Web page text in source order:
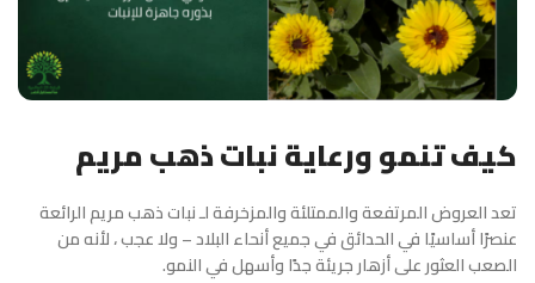
كيف تنمو ورعاية نبات ذهب مريم
تعد العروض المرتفعة والممتلئة والمزخرفة لـ نبات ذهب مريم الرائعة
عنصرًا أساسيًا في الحدائق في جميع أنحاء البلاد – ولا عجب ، لأنه من
الصعب العثور على أزهار جريئة جدًا وأسهل في النمو.